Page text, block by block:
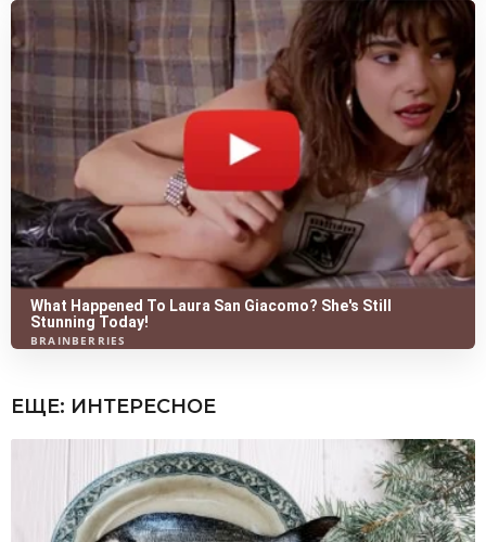
ЕЩЕ: ИНТЕРЕСНОЕ